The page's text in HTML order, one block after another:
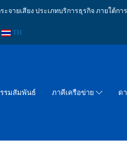
ายเสียง ประเภทบริการธุรกิจ ภายใ
TH
รมสัมพันธ์ ภาคีเครือข่าย ด